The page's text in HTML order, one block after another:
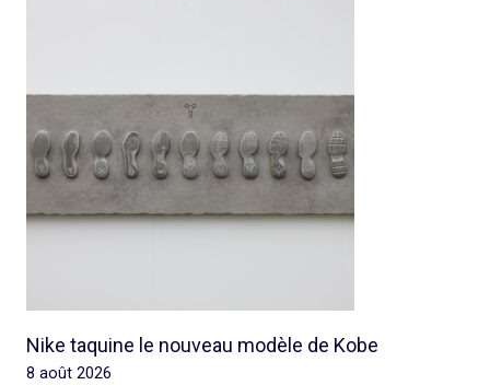
Nike taquine le nouveau modèle de Kobe
8 août 2026